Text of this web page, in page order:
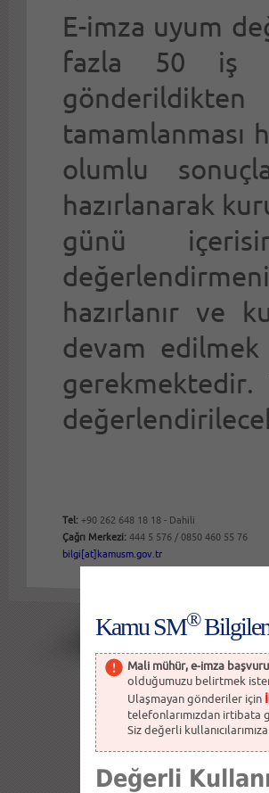
Kamu SM®
Mali mühür, e-imza
olduğumuzu belirtmek
Ulaşmayan gönderiler için
telefonlarımızdan irtibata
Siz değerli
Değerli
E-imza uyum
fazla 50 iş
tamamlanması
olumlu
hazırlanarak
günü
hazırlanır ve
devam edilmek
Tel:+90 262 648 18 18 - Dahili
Çağrı Merkezi:444 5 576 / 0850 460 55 76
bilgi[at]kamusm.gov.tr